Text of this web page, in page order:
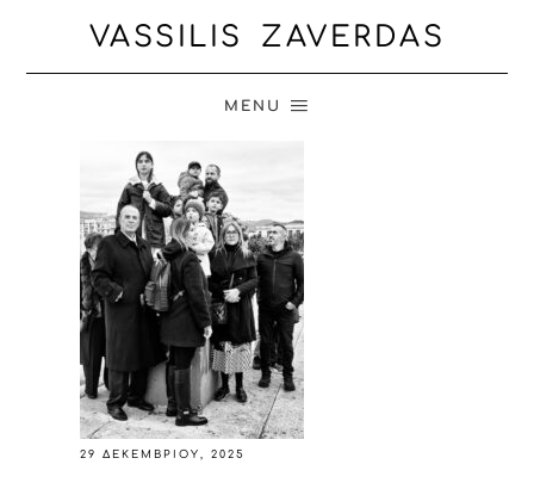
VASSILIS ZAVERDAS
MENU
29 ΔΕΚΕΜΒΡΊΟΥ, 2025